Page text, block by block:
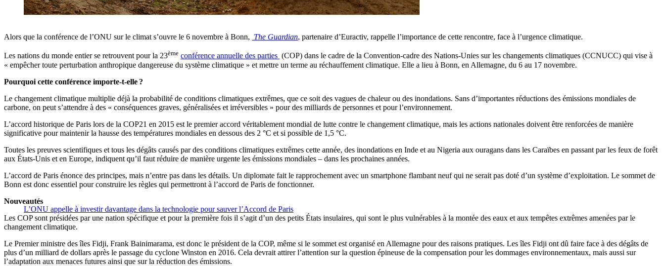
Alors que la conférence de l’ONU sur le climat s’ouvre le 6 novembre à Bonn, The Guardian, partenaire d’Euractiv, rappelle l’importance de cette rencontre, face à l’urgence climatique.
Les nations du monde entier se retrouvent pour la 23ème conférence annuelle des parties (COP) dans le cadre de la Convention-cadre des Nations-Unies sur les changements climatiques (CCNUCC) qui vise à
« empêcher toute perturbation anthropique dangereuse du système climatique » et mettre un terme au réchauffement climatique. Elle a lieu à Bonn, en Allemagne, du 6 au 17 novembre.
Pourquoi cette conférence importe-t-elle ?
Le changement climatique multiplie déjà la probabilité de conditions climatiques extrêmes, que ce soit des vagues de chaleur ou des inondations. Sans d’importantes réductions des émissions mondiales de
carbone, on peut s’attendre à des « conséquences graves, généralisées et irréversibles » pour des milliards de personnes et pour l’environnement.
L’accord historique de Paris lors de la COP21 en 2015 est le premier accord véritablement mondial de lutte contre le changement climatique, mais les actions nationales doivent être renforcées de manière
significative pour maintenir la hausse des températures mondiales en dessous des 2 °C et si possible de 1,5 °C.
Toutes les preuves scientifiques et tous les dégâts causés par des conditions climatiques extrêmes cette année, des inondations en Inde et au Nigeria aux ouragans dans les Caraïbes en passant par les feux de forêt
aux États-Unis et en Europe, indiquent qu’il faut réduire de manière urgente les émissions mondiales – dans les prochaines années.
L’accord de Paris énonce des principes, mais n’entre pas dans les détails. Un diplomate fait le rapprochement avec un smartphone flambant neuf qui ne serait pas doté d’un système d’exploitation. Le sommet de
Bonn est donc essentiel pour construire les règles qui permettront à l’accord de Paris de fonctionner.
L’ONU appelle à investir davantage dans la technologie pour sauver l’Accord de Paris
Nouveautés
Les COP sont présidées par une nation spécifique et pour la première fois il s’agit d’un des petits États insulaires, qui sont le plus vulnérables à la montée des eaux et aux tempêtes extrêmes amenées par le
changement climatique.
Le Premier ministre des îles Fidji, Frank Bainimarama, est donc le président de la COP, même si le sommet est organisé en Allemagne pour des raisons pratiques. Les îles Fidji ont dû faire face à des dégâts de
plus d’un milliard de dollars après le passage du cyclone Winston en 2016. Cela devrait attirer l’attention sur la question épineuse de la compensation pour les dommages environnementaux, mais aussi sur
l’adaptation aux menaces futures ainsi que sur la réduction des émissions.